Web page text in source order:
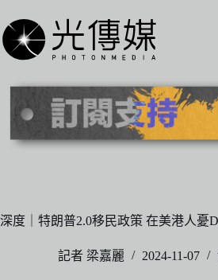
至
主
內
深度｜特朗普2.0移民政策 在美港人憂
記者 梁嘉麗 2024-11-07